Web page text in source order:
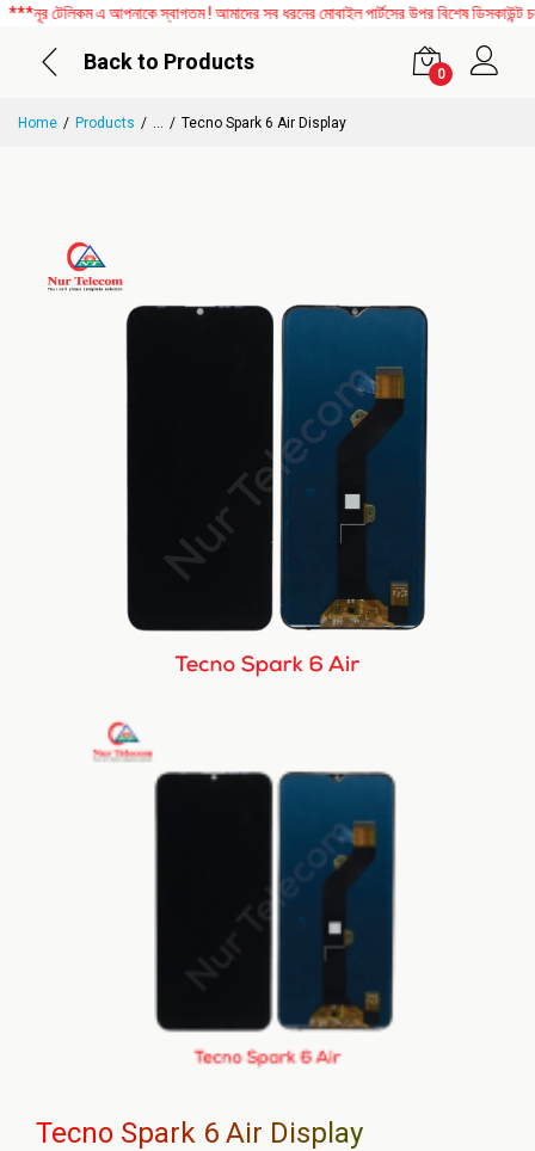
টেলিকম এ আপনাকে স্বাগতম ! আমাদের সব ধরনের মোবাইল পার্টসের উপর বিশেষ ডিসকাউন্ট
Back to Products
0
Home Products ... Tecno Spark 6 Air Display
Tecno Spark 6 Air Display